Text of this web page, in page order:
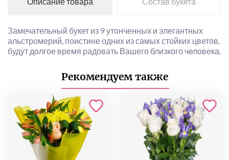
Замечательный букет из 9 утонченных и элегантных
альстромерий, поистине одних из самых стойких цветов,
будут долгое время радовать Вашего близкого человека.
Рекомендуем также